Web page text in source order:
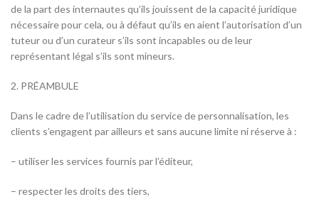
de la part des internautes qu’ils jouissent de la capacité juridique
nécessaire pour cela, ou à défaut qu’ils en aient l’autorisation d’un
tuteur ou d’un curateur s’ils sont incapables ou de leur
représentant légal s’ils sont mineurs.
2. PRÉAMBULE
Dans le cadre de l’utilisation du service de personnalisation, les
clients s’engagent par ailleurs et sans aucune limite ni réserve à :
– utiliser les services fournis par l’éditeur,
– respecter les droits des tiers,